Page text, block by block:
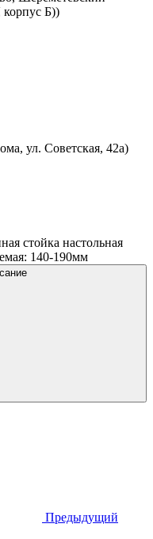
Б))
ул. Советская, 42а)
стойка настольная
140-190мм
Предыдущий